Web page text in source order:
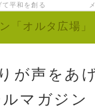
げて平和を創る メー
「オルタ広場」
が声をあ
マガジン